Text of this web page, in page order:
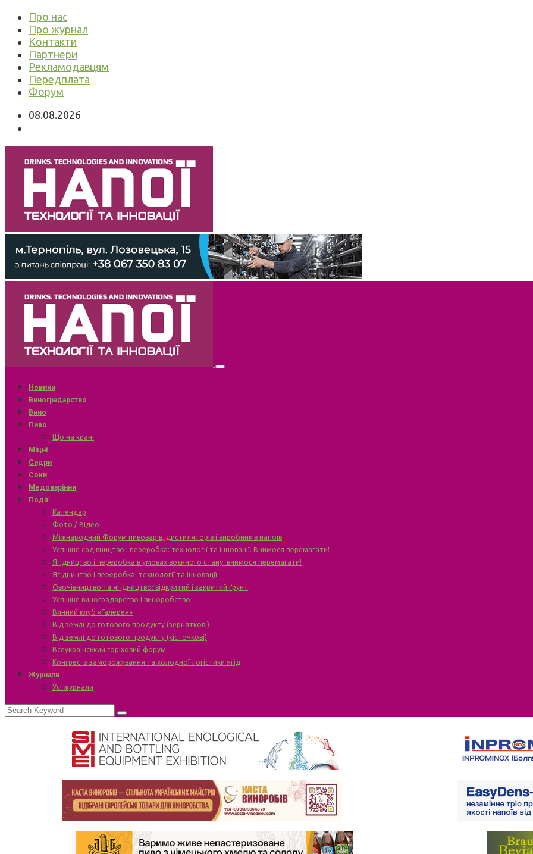
Про нас
Про журнал
Контакти
Партнери
Рекламодавцям
Передплата
Форум
08.08.2026
Новини
Виноградарство
Вино
Пиво
Що на крані
Міцні
Сидри
Соки
Медоваріння
Події
Календар
Фото / Відео
Міжнародний Форум пивоварів, дистиляторів і виробників напоїв
Успішне садівництво і переробка: технології та інновації. Вчимося перемагати!
Ягідництво і переробка в умовах воєнного стану: вчимося перемагати!
Ягідництво і переробка: технології та інновації
Овочівництво та ягідництво: відкритий і закритий ґрунт
Успішне виноградарство і виноробство
Винний клуб «Галерея»
Від землі до готового продукту (зерняткові)
Від землі до готового продукту (кісточкові)
Всеукраїнський горіховий форум
Конгрес із заморожування та холодної логістики ягід
Журнали
Усі журнали